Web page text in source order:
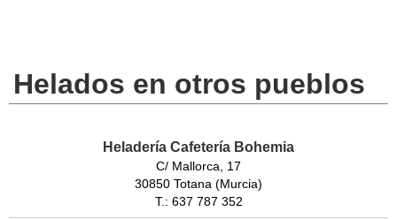
Helados en otros pueblos
Heladería Cafetería Bohemia
C/ Mallorca, 17
30850 Totana (Murcia)
T.: 637 787 352